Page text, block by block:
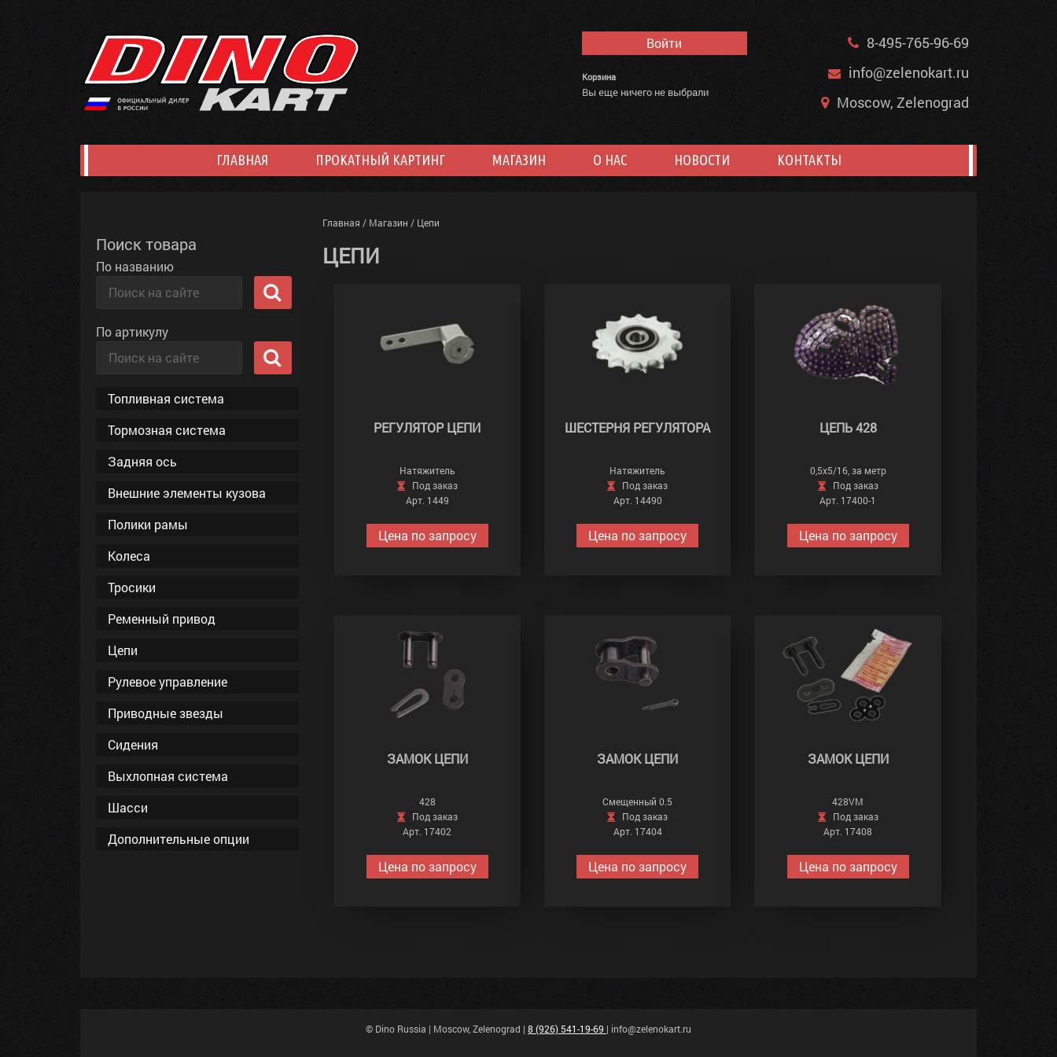
Войти
Корзина
Вы еще ничего не выбрали
8-495-765-96-69
info@zelenokart.ru
Moscow, Zelenograd
ГЛАВНАЯ ПРОКАТНЫЙ КАРТИНГ МАГАЗИН О НАС НОВОСТИ КОНТАКТЫ
Поиск товара
По названию
По артикулу
Топливная система
Тормозная система
Задняя ось
Внешние элементы кузова
Полики рамы
Колеса
Тросики
Ременный привод
Цепи
Рулевое управление
Приводные звезды
Сидения
Выхлопная система
Шасси
Дополнительные опции
Главная / Магазин / Цепи
ЦЕПИ
РЕГУЛЯТОР ЦЕПИ
Натяжитель
Под заказ
Арт. 1449
Цена по запросу
ШЕСТЕРНЯ РЕГУЛЯТОРА
Натяжитель
Под заказ
Арт. 14490
Цена по запросу
ЦЕПЬ 428
0,5х5/16, за метр
Под заказ
Арт. 17400-1
Цена по запросу
ЗАМОК ЦЕПИ
428
Под заказ
Арт. 17402
Цена по запросу
ЗАМОК ЦЕПИ
Смещенный 0.5
Под заказ
Арт. 17404
Цена по запросу
ЗАМОК ЦЕПИ
428VM
Под заказ
Арт. 17408
Цена по запросу
© Dino Russia | Moscow, Zelenograd | 8 (926) 541-19-69 | info@zelenokart.ru